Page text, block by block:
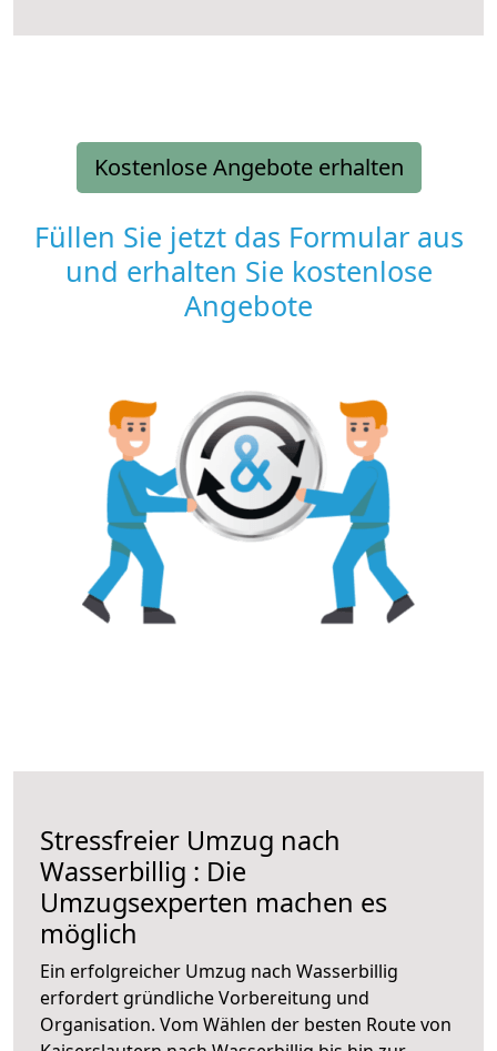
Kostenlose Angebote erhalten
Füllen Sie jetzt das Formular aus
und erhalten Sie kostenlose
Angebote
Stressfreier Umzug nach
Wasserbillig : Die
Umzugsexperten machen es
möglich
Ein erfolgreicher Umzug nach Wasserbillig
erfordert gründliche Vorbereitung und
Organisation. Vom Wählen der besten Route von